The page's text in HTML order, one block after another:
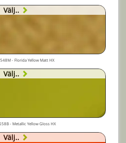
Välj..
- Florida Yellow Matt HX
Välj..
- Metallic Yellow Gloss HX
Välj..